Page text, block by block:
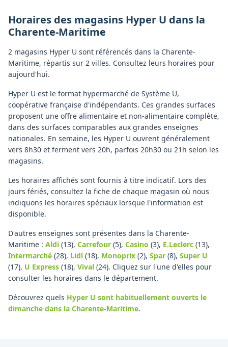
Horaires des magasins Hyper U dans la
Charente-Maritime
2 magasins Hyper U sont référencés dans la Charente-
Maritime, répartis sur 2 villes. Consultez leurs horaires pour
aujourd'hui.
Hyper U est le format hypermarché de Système U,
coopérative française d'indépendants. Ces grandes surfaces
proposent une offre alimentaire et non-alimentaire complète,
dans des surfaces comparables aux grandes enseignes
nationales. En semaine, les Hyper U ouvrent généralement
vers 8h30 et ferment vers 20h, parfois 20h30 ou 21h selon les
magasins.
Les horaires affichés sont fournis à titre indicatif. Lors des
jours fériés, consultez la fiche de chaque magasin où nous
indiquons les horaires spéciaux lorsque l'information est
disponible.
D'autres enseignes sont présentes dans la Charente-
Maritime : Aldi (13), Carrefour (5), Casino (3), E.Leclerc (13),
Intermarché (28), Lidl (18), Monoprix (2), Spar (8), Super U
(17), U Express (18), Vival (24). Cliquez sur l'une d'elles pour
consulter les horaires dans le département.
Découvrez quels Hyper U sont habituellement ouverts le
dimanche dans la Charente-Maritime.